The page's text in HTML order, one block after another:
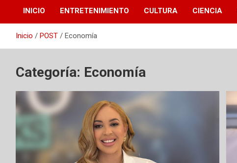
INICIO ENTRETENIMIENTO CULTURA CIENCIA
Inicio POST Economía
Categoría: Economía